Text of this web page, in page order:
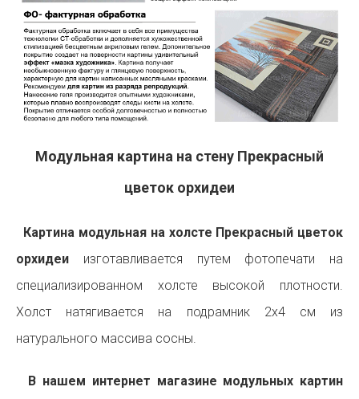
Модульная картина на стену Прекрасный
цветок орхидеи
Картина модульная на холсте Прекрасный цветок
орхидеи изготавливается путем фотопечати на
специализированном холсте высокой плотности.
Холст натягивается на подрамник 2х4 см из
натурального массива сосны.
В нашем интернет магазине модульных картин